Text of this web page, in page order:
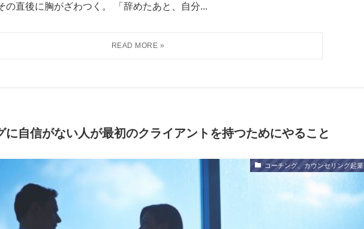
の直後に胸がざわつく。 「辞めたあと、自分...
に自信がない人が最初のクライアントを持つためにやること
コーチング、カウンセリング起業